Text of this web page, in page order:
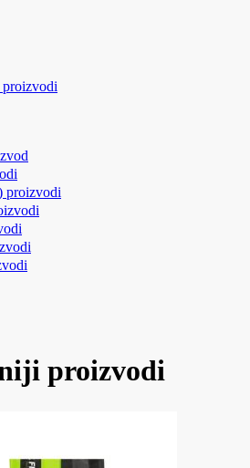
proizvodi
proizvodi
proizvodi